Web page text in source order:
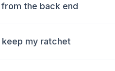
the back end
keep my ratchet